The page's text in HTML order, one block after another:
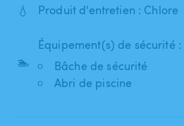
💧 Produit d'entretien : Chlore
🏊
Équipement(s) de sécurité :
Bâche de sécurité
Abri de piscine